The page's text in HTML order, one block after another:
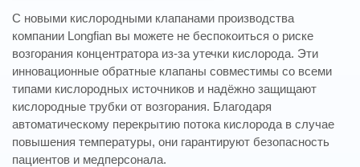
С новыми кислородными клапанами производства
компании Longfian вы можете не беспокоиться о риске
возгорания концентратора из-за утечки кислорода. Эти
инновационные обратные клапаны совместимы со всеми
типами кислородных источников и надёжно защищают
кислородные трубки от возгорания. Благодаря
автоматическому перекрытию потока кислорода в случае
повышения температуры, они гарантируют безопасность
пациентов и медперсонала.